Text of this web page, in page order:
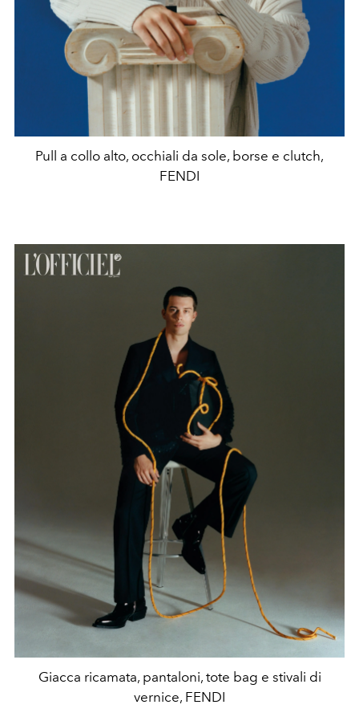
Pull a collo alto, occhiali da sole, borse e clutch,
FENDI
Giacca ricamata, pantaloni, tote bag e stivali di
vernice, FENDI